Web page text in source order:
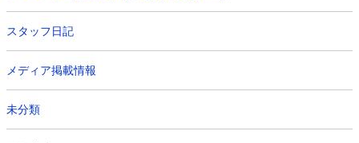
スタッフ日記
メディア掲載情報
未分類